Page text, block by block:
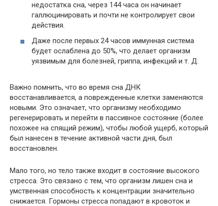
недостатка сна, через 144 часа он начинает
галлюцинировать и почти не контролирует свои
действия.
Даже после первых 24 часов иммунная система
будет ослаблена до 50%, что делает организм
уязвимым для болезней, гриппа, инфекций и т. Д.
Важно помнить, что во время сна ДНК
восстанавливается, а поврежденные клетки заменяются
новыми. Это означает, что организму необходимо
регенерировать и перейти в пассивное состояние (более
похожее на спящий режим), чтобы любой ущерб, который
был нанесен в течение активной части дня, был
восстановлен.
Мало того, но тело также входит в состояние высокого
стресса. Это связано с тем, что организм лишен сна и
умственная способность к концентрации значительно
снижается. Гормоны стресса попадают в кровоток и